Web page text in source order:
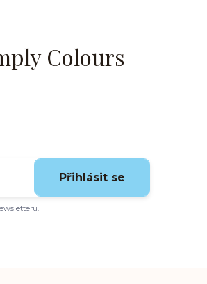
Colours
Přihlásit se